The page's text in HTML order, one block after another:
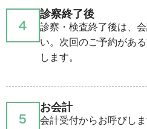
診察終了後
診察・検査終了後は、
い。次回のご予約があ
します。
お会計
会計受付からお呼びし